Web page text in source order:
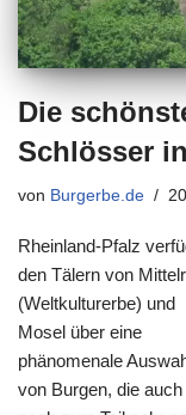
Die
Schlösser
von Burgerbe.de
Rheinland-Pfalz
den Tälern von
(Weltkulturerbe) und
Mosel über eine
phänomenale
von Burgen, die auch